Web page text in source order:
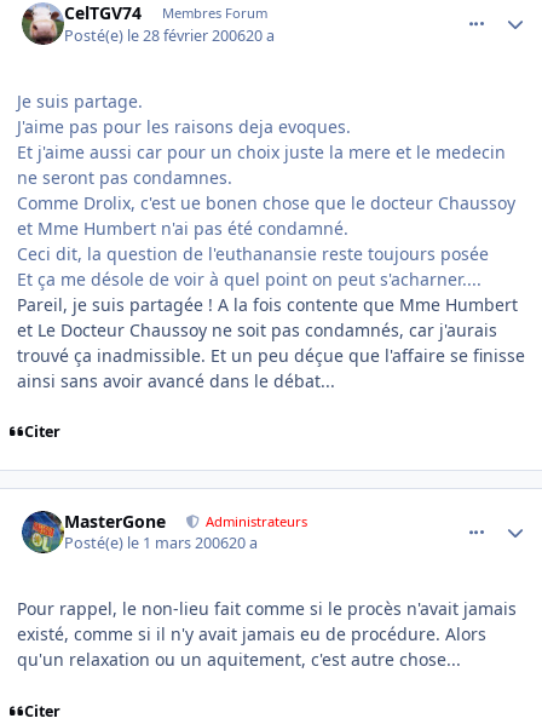
CelTGV74 Membres Forum
Posté(e) le 28 février 200620 a
Je suis partage.
J'aime pas pour les raisons deja evoques.
Et j'aime aussi car pour un choix juste la mere et le medecin
ne seront pas condamnes.
Comme Drolix, c'est ue bonen chose que le docteur Chaussoy
et Mme Humbert n'ai pas été condamné.
Ceci dit, la question de l'euthanansie reste toujours posée
Et ça me désole de voir à quel point on peut s'acharner....
Pareil, je suis partagée ! A la fois contente que Mme Humbert
et Le Docteur Chaussoy ne soit pas condamnés, car j'aurais
trouvé ça inadmissible. Et un peu déçue que l'affaire se finisse
ainsi sans avoir avancé dans le débat...
Citer
MasterGone Administrateurs
Posté(e) le 1 mars 200620 a
Pour rappel, le non-lieu fait comme si le procès n'avait jamais
existé, comme si il n'y avait jamais eu de procédure. Alors
qu'un relaxation ou un aquitement, c'est autre chose...
Citer